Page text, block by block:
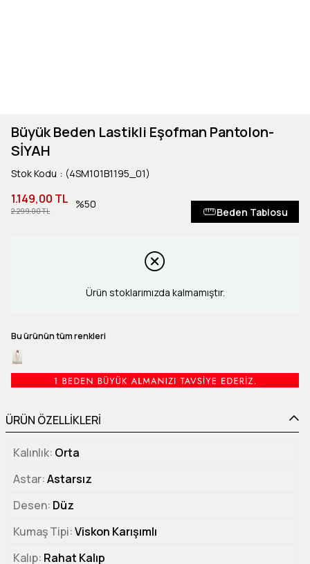
Büyük Beden Lastikli Eşofman Pantolon-
SİYAH
Stok Kodu (4SM101B1195_01)
2.299,00 TL
1.149,00 TL 50
Beden Tablosu
Ürün stoklarımızda kalmamıştır.
Bu ürünün tüm renkleri
ÜRÜN ÖZELLİKLERİ
Kalınlık Orta
Astar Astarsız
Desen Düz
Kumaş Tipi Viskon Karışımlı
Kalıp Rahat Kalıp